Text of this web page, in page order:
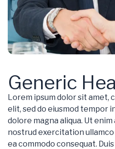
Generic
Lorem ipsum dolor sit amet,
elit, sed do eiusmod tempor
dolore magna aliqua. Ut enim
nostrud exercitation ullamco
ea commodo consequat.